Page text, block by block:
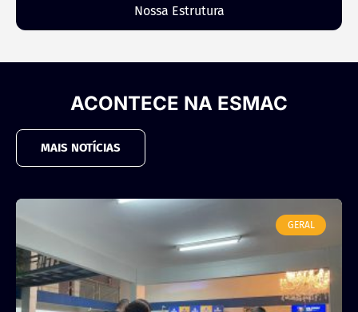
Nossa Estrutura
ACONTECE NA ESMAC
MAIS NOTÍCIAS
GERAL